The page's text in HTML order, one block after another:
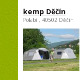
kemp Děčín
Polabí , 40502 Děčín